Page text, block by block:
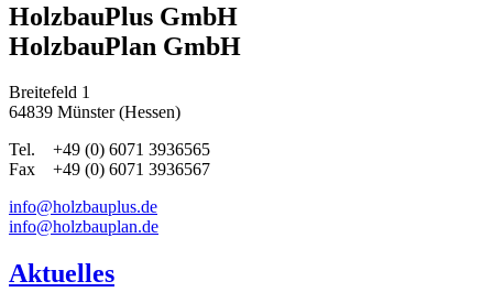
HolzbauPlus GmbH
HolzbauPlan GmbH
Breitefeld 1
64839 Münster (Hessen)
Tel. +49 (0) 6071 3936565
Fax +49 (0) 6071 3936567
info@holzbauplus.de
info@holzbauplan.de
Aktuelles